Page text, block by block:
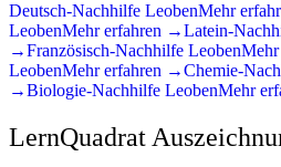
Deutsch-Nachhilfe LeobenMehr
LeobenMehr erfahren →Latein-
→Französisch-Nachhilfe Leoben
LeobenMehr erfahren →Chemie-
→Biologie-Nachhilfe LeobenMehr
LernQuadrat